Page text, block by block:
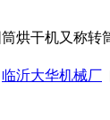
烘干机又称
临沂大华机械厂